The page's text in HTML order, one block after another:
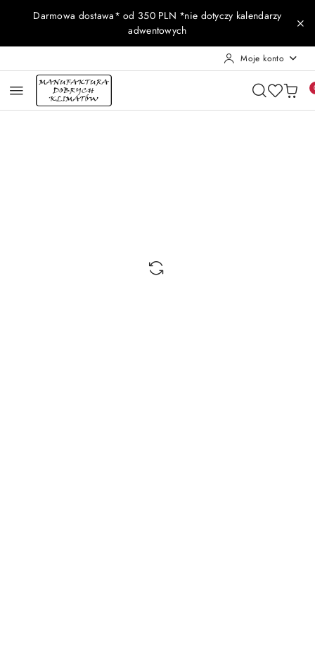
Przejdź do treści głównej
Przejdź do wyszukiwarki
Przejdź do moje konto
Przejdź do menu głównego
Przejdź do opisu produktu
Przejdź do stopki
Darmowa dostawa* od 350 PLN *nie dotyczy kalendarzy
adwentowych
Moje konto